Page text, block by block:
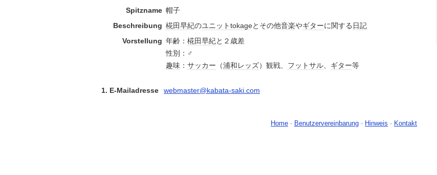
Spitzname 帽子
Beschreibung 椛田早紀のユニットtokageとその他音楽やギターに関する 日記
Vorstellung 年齢： 椛田早紀と２歳差
性別：♂
趣味 ： サッカー （浦和レッズ）観戦、 フットサル、 ギター等
1. E-Mailadresse webmaster@kabata-saki.com
Home - Benutzervereinbarung - Hinweis - Kontakt